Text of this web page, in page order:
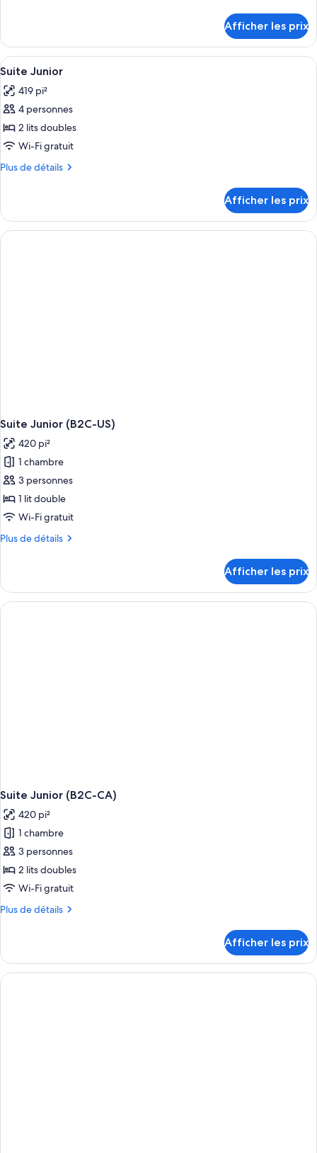
Suite
Deluxe
Suite
Deluxe
Afficher les prix
Afficher
toutes
les
photos
pour
ce
type
Suite
Junior
Plage | Sur la plage, sable blanc,
1
Suite Junior
419 pi²
4 personnes
2 lits doubles
Wi-Fi gratuit
Plus de détails
Plus
Suite
Junior
Afficher les prix
Suite Junior (B2C-US)
420 pi²
1 chambre
3 personnes
1 lit double
Wi-Fi gratuit
Plus de détails
Plus
Suite
Junior
(B2C-
Afficher les prix
Suite Junior (B2C-CA)
420 pi²
1 chambre
3 personnes
2 lits doubles
Wi-Fi gratuit
Plus de détails
Plus
Suite
Junior
(B2C-
Afficher les prix